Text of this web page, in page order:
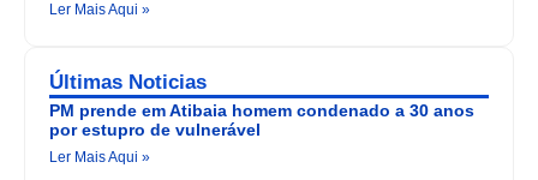
Ler Mais Aqui »
Últimas Noticias
PM prende em Atibaia homem condenado a 30 anos
por estupro de vulnerável
Ler Mais Aqui »